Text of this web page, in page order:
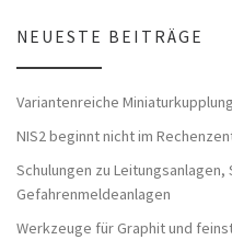
NEUESTE BEITRÄGE
Variantenreiche
NIS2 beginnt nicht im
Schulungen zu
Gefahrenmeldeanlagen
Werkzeuge für Graphit und